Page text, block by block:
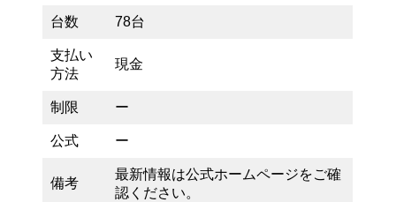
台数 78台
支払い
方法
現金
制限 ー
公式 ー
備考
最新情報は公式ホームページをご確
認ください。